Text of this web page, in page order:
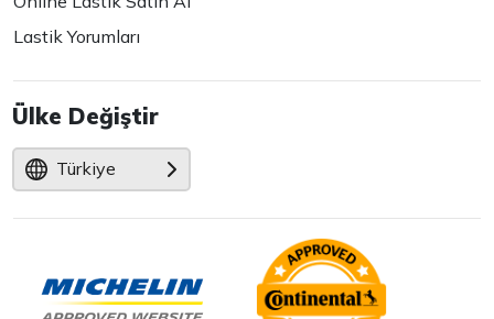
Lastik Yorumları
Ülke Değiştir
Türkiye